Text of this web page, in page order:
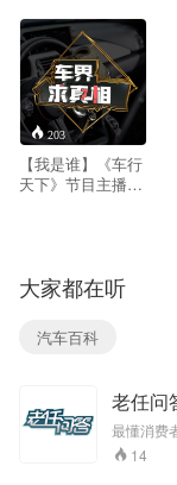
一个/自己明
203
【我是谁】《车行
天下》节目主播，
干货 【价值观】车
界乱相太多，真相
只有一个/自己明白
了才说给你听。
大家都在听
汽车百科
老任问
最懂消费
的问题！
14